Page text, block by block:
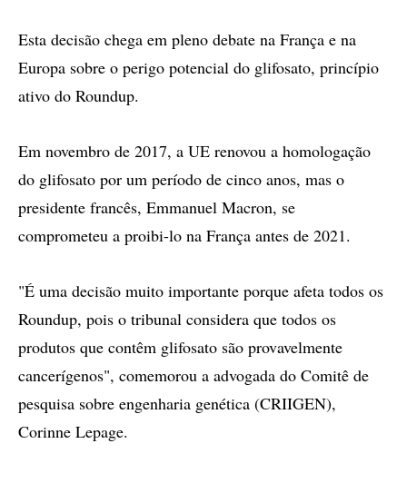
Esta decisão chega em pleno debate na França e na
Europa sobre o perigo potencial do glifosato, princípio
ativo do Roundup.
Em novembro de 2017, a UE renovou a homologação
do glifosato por um período de cinco anos, mas o
presidente francês, Emmanuel Macron, se
comprometeu a proibi-lo na França antes de 2021.
"É uma decisão muito importante porque afeta todos os
Roundup, pois o tribunal considera que todos os
produtos que contêm glifosato são provavelmente
cancerígenos", comemorou a advogada do Comitê de
pesquisa sobre engenharia genética (CRIIGEN),
Corinne Lepage.